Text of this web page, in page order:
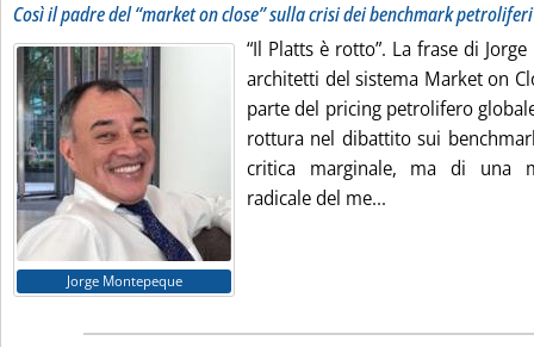
Così il padre del “market on close” sulla crisi dei benchmark petroliferi
Jorge Montepeque
“Il Platts è rotto”. La frase di
architetti del sistema Market on
parte del pricing petrolifero
rottura nel dibattito sui
critica marginale, ma di una
radicale del me...